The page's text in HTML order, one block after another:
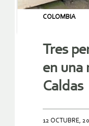
COLOMBIA
Tres
en una
Caldas
12 OCTUBRE,